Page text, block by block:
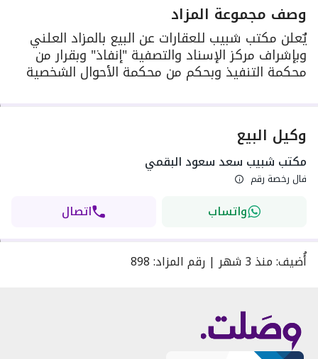
وصف مجموعة المزاد
يٌعلن مكتب شبيب للعقارات عن البيع بالمزاد العلني
وبإشراف مركز الإسناد والتصفية "إنفاذ" وبقرار من
محكمة التنفيذ وبحكم من محكمة الأحوال الشخصية
وكيل البيع
مكتب شبيب سعد سعود البقمي
فال رخصة رقم
واتساب اتصال
أُضيف:منذ 3 شهر | رقم المزاد:
898